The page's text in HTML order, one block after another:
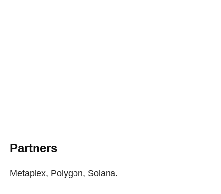
Partners
Metaplex, Polygon, Solana.